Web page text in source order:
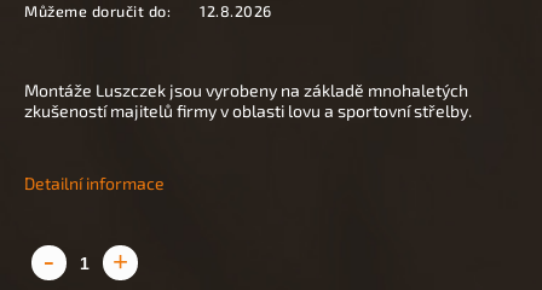
Můžeme doručit do: 12.8.2026
Montáže Luszczek jsou vyrobeny na základě mnohaletých
zkušeností majitelů firmy v oblasti lovu a sportovní střelby.
Detailní informace